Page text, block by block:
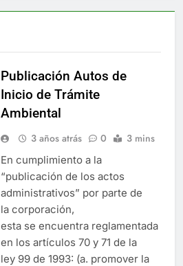
Publicación Autos de
Inicio de Trámite
Ambiental
3 años atrás 0 3 mins
En cumplimiento a la
“publicación de los actos
administrativos” por parte de
la corporación,
esta se encuentra reglamentada
en los artículos 70 y 71 de la
ley 99 de 1993: (a. promover la